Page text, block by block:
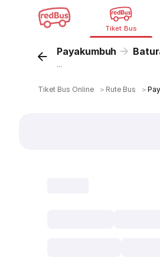
Tiket Bus
Payakumbuh
...
Tiket Bus Online ＞ Rute Bus ＞